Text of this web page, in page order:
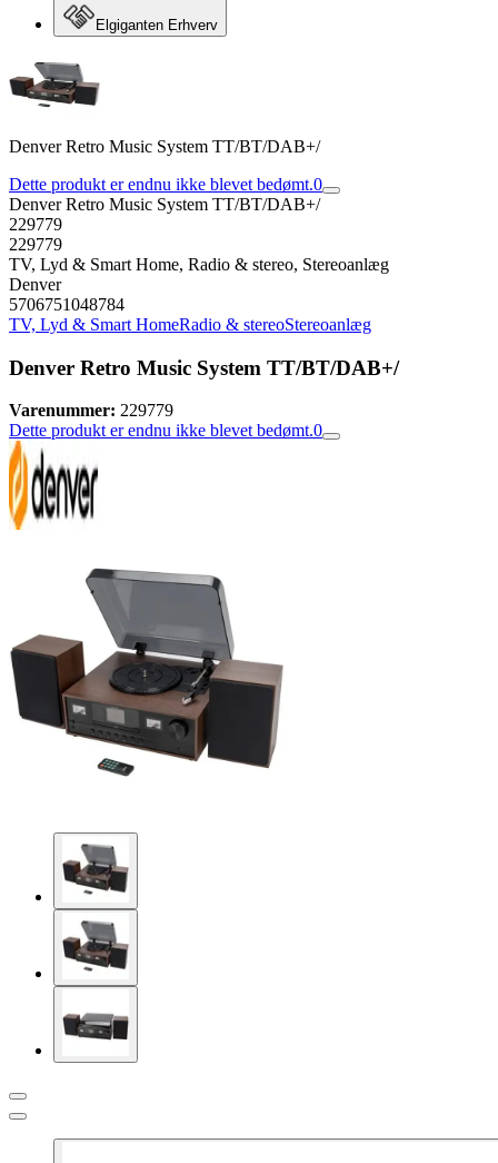
Elgiganten Erhverv
Denver Retro Music System TT/BT/DAB+/
Dette produkt er endnu ikke blevet bedømt.0
Denver Retro Music System TT/BT/DAB+/
229779
229779
TV, Lyd & Smart Home, Radio & stereo, Stereoanlæg
Denver
5706751048784
TV, Lyd & Smart HomeRadio & stereoStereoanlæg
Denver Retro Music System TT/BT/DAB+/
Varenummer: 229779
Dette produkt er endnu ikke blevet bedømt.0